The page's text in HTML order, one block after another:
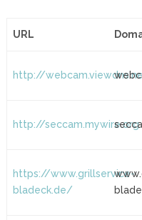
URL
http://
http://seccam.mywire.org
https://www.grillservice-
bladeck.de/